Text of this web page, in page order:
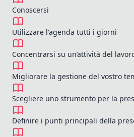
Conoscersi
Utilizzare l'agenda tutti i giorni
Concentrarsi su un’attività del
Migliorare la gestione del vostro
Scegliere uno strumento per la
Definire i punti principali della